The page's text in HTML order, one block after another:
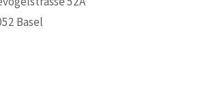
Basel